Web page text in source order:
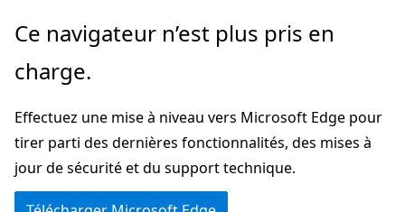
Passer
directement
au
principal
Ce navigateur n’est plus pris en
charge.
Effectuez une mise à niveau vers Microsoft Edge pour
tirer parti des dernières fonctionnalités, des mises à
jour de sécurité et du support technique.